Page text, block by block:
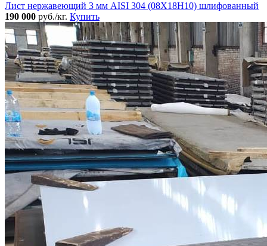
Лист нержавеющий 3 мм AISI 304 (08Х18Н10) шлифованный
190 000 руб./кг. Купить